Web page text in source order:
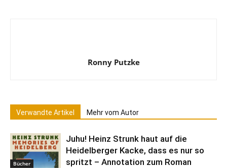
Ronny Putzke
Verwandte Artikel Mehr vom Autor
Bücher
Juhu! Heinz Strunk haut auf die
Heidelberger Kacke, dass es nur so
spritzt – Annotation zum Roman